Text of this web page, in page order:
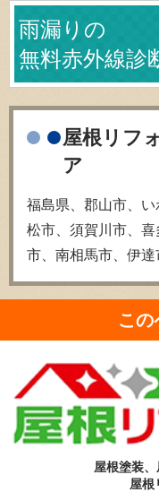
雨漏りの
無料赤外線診
屋根リフ
ア
福島県、郡山市、
松市、須賀川市、
市、南相馬市、伊
この
屋根塗装
屋根